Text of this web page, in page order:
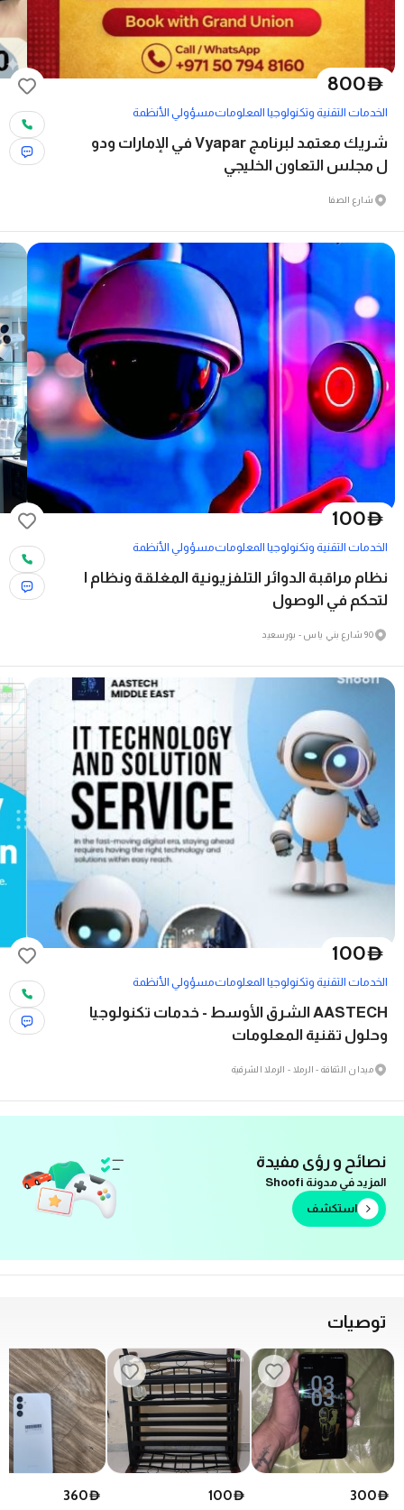
D
800
الخدمات التقنية وتكنولوجيا المعلوماتمسؤولي الأنظمة
شريك معتمد لبرنامج Vyapar في الإمارات ودو
ل مجلس التعاون الخليجي
شارع الصفا
D
100
الخدمات التقنية وتكنولوجيا المعلوماتمسؤولي الأنظمة
نظام مراقبة الدوائر التلفزيونية المغلقة ونظام ا
لتحكم في الوصول
90 شارع بني ياس - بورسعيد
D
100
الخدمات التقنية وتكنولوجيا المعلوماتمسؤولي الأنظمة
AASTECH الشرق الأوسط - خدمات تكنولوجيا
وحلول تقنية المعلومات
ميدان الثقافة - الرملا - الرملا الشرقية
نصائح و رؤى مفيدة
المزيد في مدونة Shoofi
استكشف
توصيات
D
300
D
100
D
360